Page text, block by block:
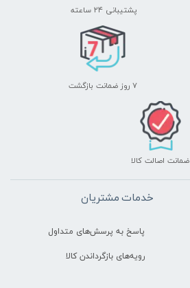
پشتیبانی ۲۴ ساعته
۷ روز ضمانت بازگشت
ضمانت اصالت کالا
خدمات مشتریان
پاسخ به پرسش‌های متداول
رویه‌های بازگرداندن کالا